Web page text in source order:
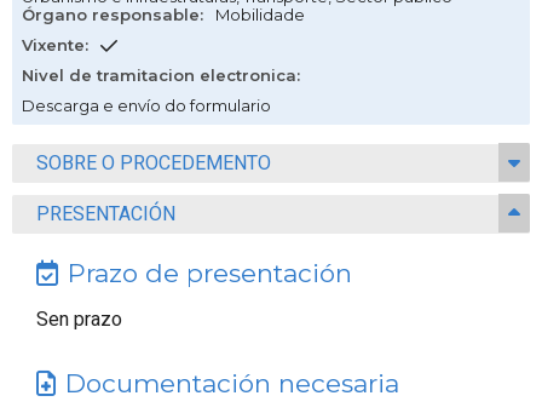
Órgano responsable:
Mobilidade
Vixente:
Nivel de tramitacion electronica:
Descarga e envío do formulario
SOBRE O PROCEDEMENTO
PRESENTACIÓN
Prazo de presentación
Sen prazo
Documentación necesaria